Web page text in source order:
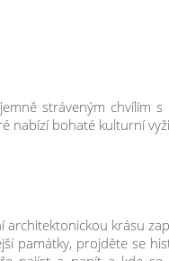
stráveným chvílím s
nabízí bohaté kulturní
architektonickou krásu
památky, projděte se